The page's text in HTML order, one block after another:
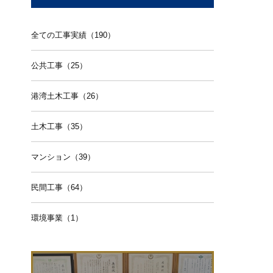
全ての工事実績（190）
公共工事（25）
港湾土木工事（26）
土木工事（35）
マンション（39）
民間工事（64）
環境事業（1）